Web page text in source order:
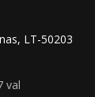
LT-50203
val